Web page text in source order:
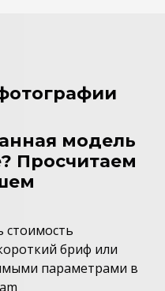
модель
Просчитаем
стоимость
бриф или
параметрами в